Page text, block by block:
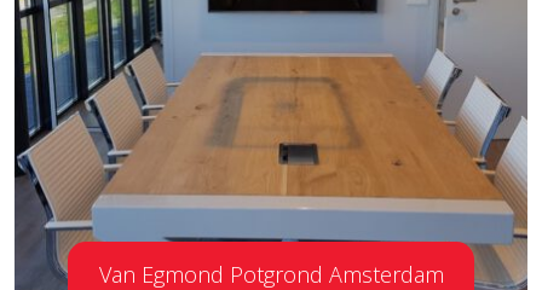
Van Egmond Potgrond Amsterdam